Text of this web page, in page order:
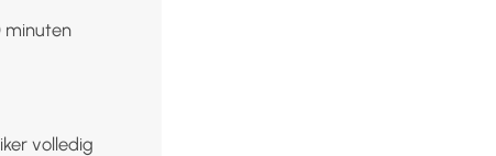
minuten
volledig